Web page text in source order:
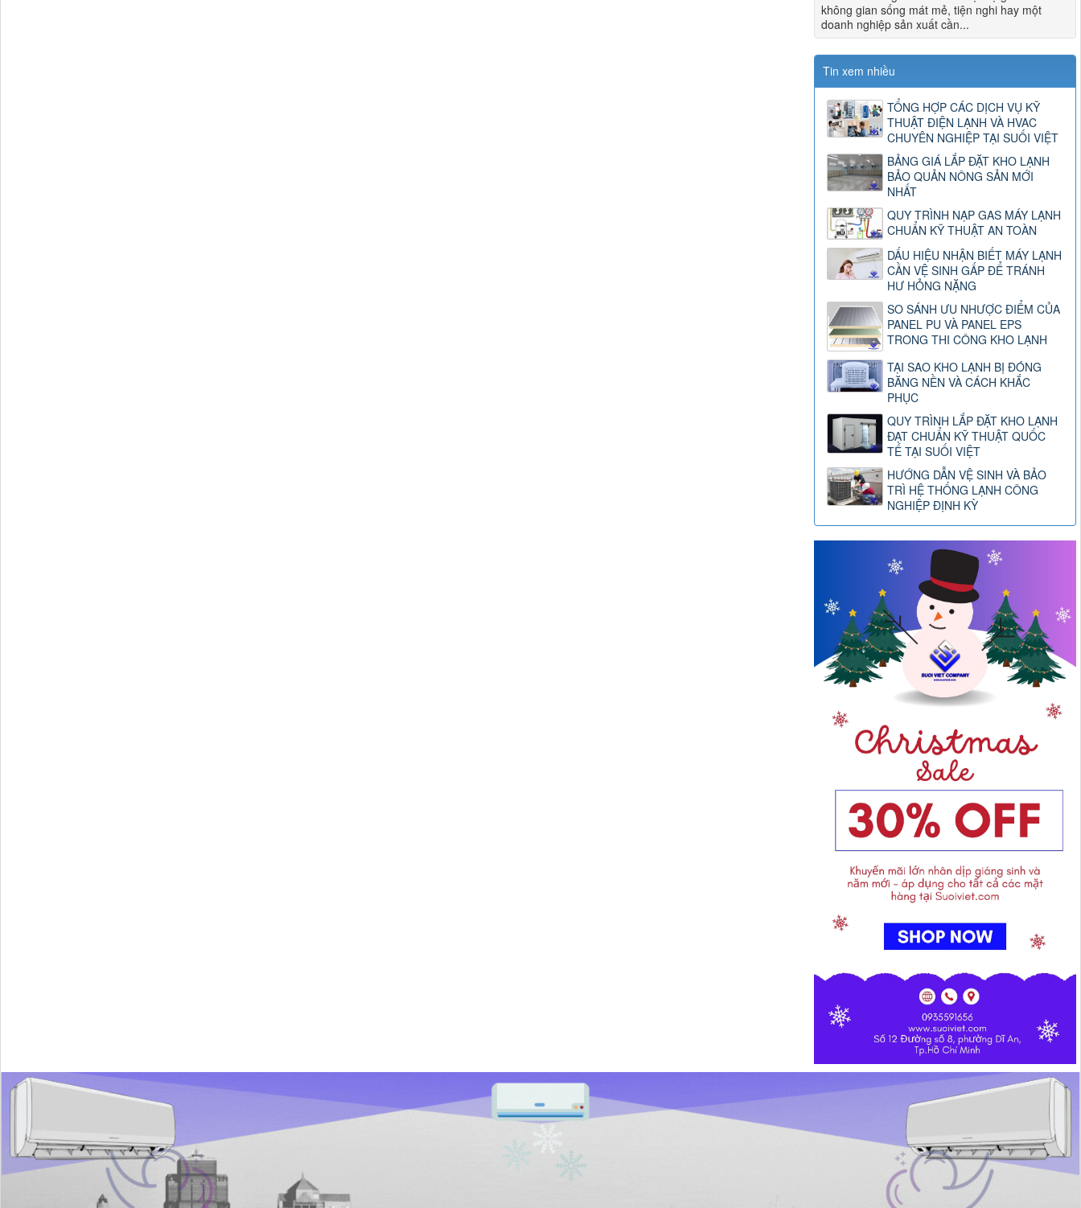
không gian sống mát mẻ, tiện nghi hay một
doanh nghiệp sản xuất cần...
Tin xem nhiều
TỔNG HỢP CÁC DỊCH VỤ KỸ
THUẬT ĐIỆN LẠNH VÀ HVAC
CHUYÊN NGHIỆP TẠI SUỐI VIỆT
BẢNG GIÁ LẮP ĐẶT KHO LẠNH
BẢO QUẢN NÔNG SẢN MỚI
NHẤT
QUY TRÌNH NẠP GAS MÁY LẠNH
CHUẨN KỸ THUẬT AN TOÀN
DẤU HIỆU NHẬN BIẾT MÁY LẠNH
CẦN VỆ SINH GẤP ĐỂ TRÁNH
HƯ HỎNG NẶNG
SO SÁNH ƯU NHƯỢC ĐIỂM CỦA
PANEL PU VÀ PANEL EPS
TRONG THI CÔNG KHO LẠNH
TẠI SAO KHO LẠNH BỊ ĐÓNG
BĂNG NỀN VÀ CÁCH KHẮC
PHỤC
QUY TRÌNH LẮP ĐẶT KHO LẠNH
ĐẠT CHUẨN KỸ THUẬT QUỐC
TẾ TẠI SUỐI VIỆT
HƯỚNG DẪN VỆ SINH VÀ BẢO
TRÌ HỆ THỐNG LẠNH CÔNG
NGHIỆP ĐỊNH KỲ